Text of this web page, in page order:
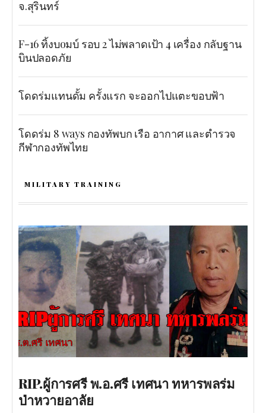
จ.สุรินทร์
F-16 ทิ้งบoมบ์ รอบ 2 ไม่พลาดเป้า 4 เครื่อง กลับฐาน
บินปลอดภัย
โดดร่มแทนดั้ม ครั้งแรก จะออกไปแตะขอบฟ้า
โดดร่ม 8 ways กองทัพบก เรือ อากาศ และตำรวจ
กีฬากองทัพไทย
MILITARY TRAINING
RIP.ผู้การศรี พ.อ.ศรี เทศนา ทหารพลร่ม
ป่าหวายอาลัย